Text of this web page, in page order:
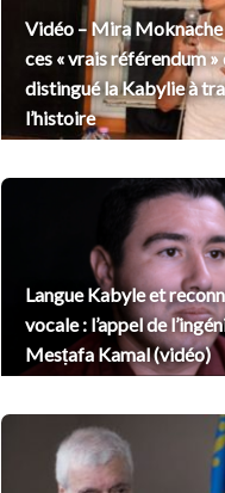
Vidéo – Mira
ces « vrais référendum
distingué la Kabylie à
l’histoire
Langue Kabyle et
vocale : l’appel de
Mesṭafa Kamal (vidéo)